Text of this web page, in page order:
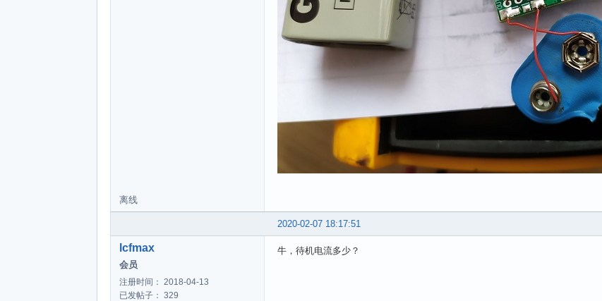
离线
2020-02-07 18:17:51
lcfmax
会员
注册时间： 2018-04-13
已发帖子： 329
牛，待机电流多少？